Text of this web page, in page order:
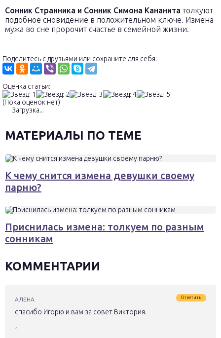
Сонник Странника и Сонник Симона Кананита толкуют
подобное сновидение в положительном ключе. Измена
мужа во сне пророчит счастье в семейной жизни.
Поделитесь с друзьями или сохраните для себя:
Оценка статьи:
(Пока оценок нет)
Загрузка...
МАТЕРИАЛЫ ПО ТЕМЕ
К чему снится измена девушки своему
парню?
Приснилась измена: толкуем по разным
сонникам
КОММЕНТАРИИ
АЛЕНА Ответить
спасибо Игорю и вам за совет Виктория.
1